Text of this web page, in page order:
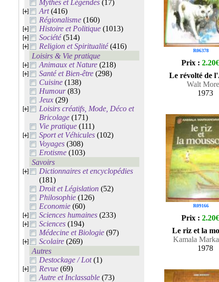
Mythes et Légendes (17)
Art(416)
Régionalisme (160)
Histoire et Politique (1013)
Société(514)
Religion et Spiritualité(416)
Loisirs & Vie pratique
Animaux et Nature (218)
Santé et Bien-être (298)
Cuisine (138)
Humour(83)
Jeux (29)
Loisirs créatifs, Mode, Déco et
Bricolage (171)
Vie pratique (111)
Sport et Véhicules (102)
Voyages (308)
Erotisme (103)
Savoirs
Dictionnaires et encyclopédies
(181)
Droit et Législation (52)
Philosophie (126)
Economie (60)
Sciences humaines (233)
Sciences (194)
Médecine et Biologie (97)
Scolaire (269)
Autres
Destockage / Lot(1)
Revue (69)
Autre et Inclassable (73)
R06378
Prix : 2.20€
Le révolté de
Walt
1973
R09166
Prix : 2.20€
Le riz et la
Kamala
1978